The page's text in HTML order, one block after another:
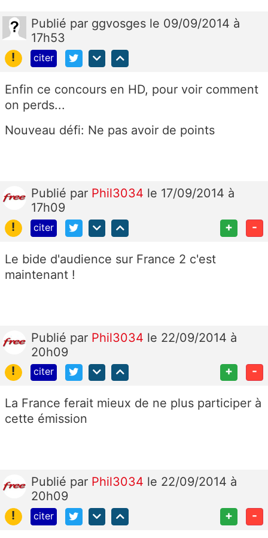
Publié par ggvosges le 09/09/2014 à
17h53
!
citer
Enfin ce concours en HD, pour voir comment
on perds...
Nouveau défi: Ne pas avoir de points
Publié par Phil3034 le 17/09/2014 à
17h09
!
citer + -
Le bide d'audience sur France 2 c'est
maintenant !
Publié par Phil3034 le 22/09/2014 à
20h09
!
citer + -
La France ferait mieux de ne plus participer à
cette émission
Publié par Phil3034 le 22/09/2014 à
20h09
!
citer + -